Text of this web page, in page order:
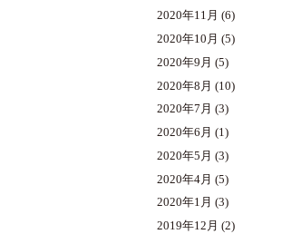
2020年11月 (6)
2020年10月 (5)
2020年9月 (5)
2020年8月 (10)
2020年7月 (3)
2020年6月 (1)
2020年5月 (3)
2020年4月 (5)
2020年1月 (3)
2019年12月 (2)